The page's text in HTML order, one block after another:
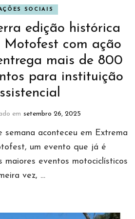
SOCIAIS
edição histórica
Motofest com ação
mais de 800
para instituição
em setembro 26, 2025
aconteceu em Extrema
um evento que já é
maiores eventos motociclísticos
vez, …